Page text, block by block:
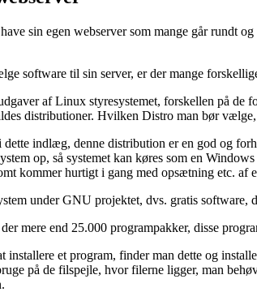
sin egen webserver som mange går rundt
software til sin server, er der mange
af Linux styresystemet, forskellen på de
distributioner. Hvilken Distro man bør
indlæg, denne distribution er en god og
op, så systemet kan køres som en
kommer hurtigt i gang med opsætning etc. af
under GNU projektet, dvs. gratis
mere end 25.000 programpakker, disse
installere et program, finder man dette og
på de filspejle, hvor filerne ligger, man